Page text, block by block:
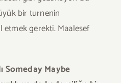
bir turnenin
etmek gerekti. Maalesef
Someday Maybe